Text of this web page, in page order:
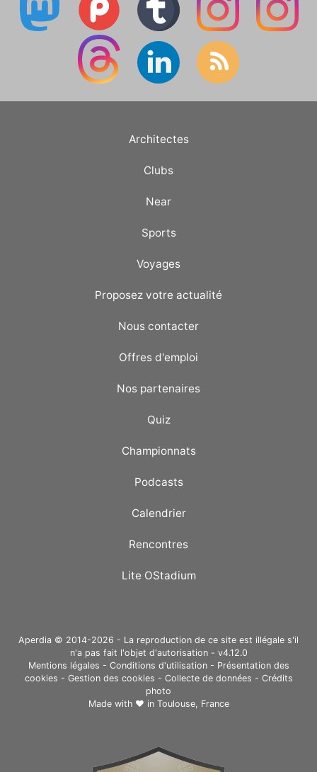
Architectes
Clubs
Near
Sports
Voyages
Proposez votre actualité
Nous contacter
Offres d'emploi
Nos partenaires
Quiz
Championnats
Podcasts
Calendrier
Rencontres
Lite OStadium
Aperdia © 2014-2026 - La reproduction de ce site est illégale s'il
n'a pas fait l'objet d'autorisation - v4.12.0
Mentions légales - Conditions d'utilisation- Présentation des
cookies - Gestion des cookies - Collecte de données - Crédits
photo
Made with ❤ in Toulouse, France